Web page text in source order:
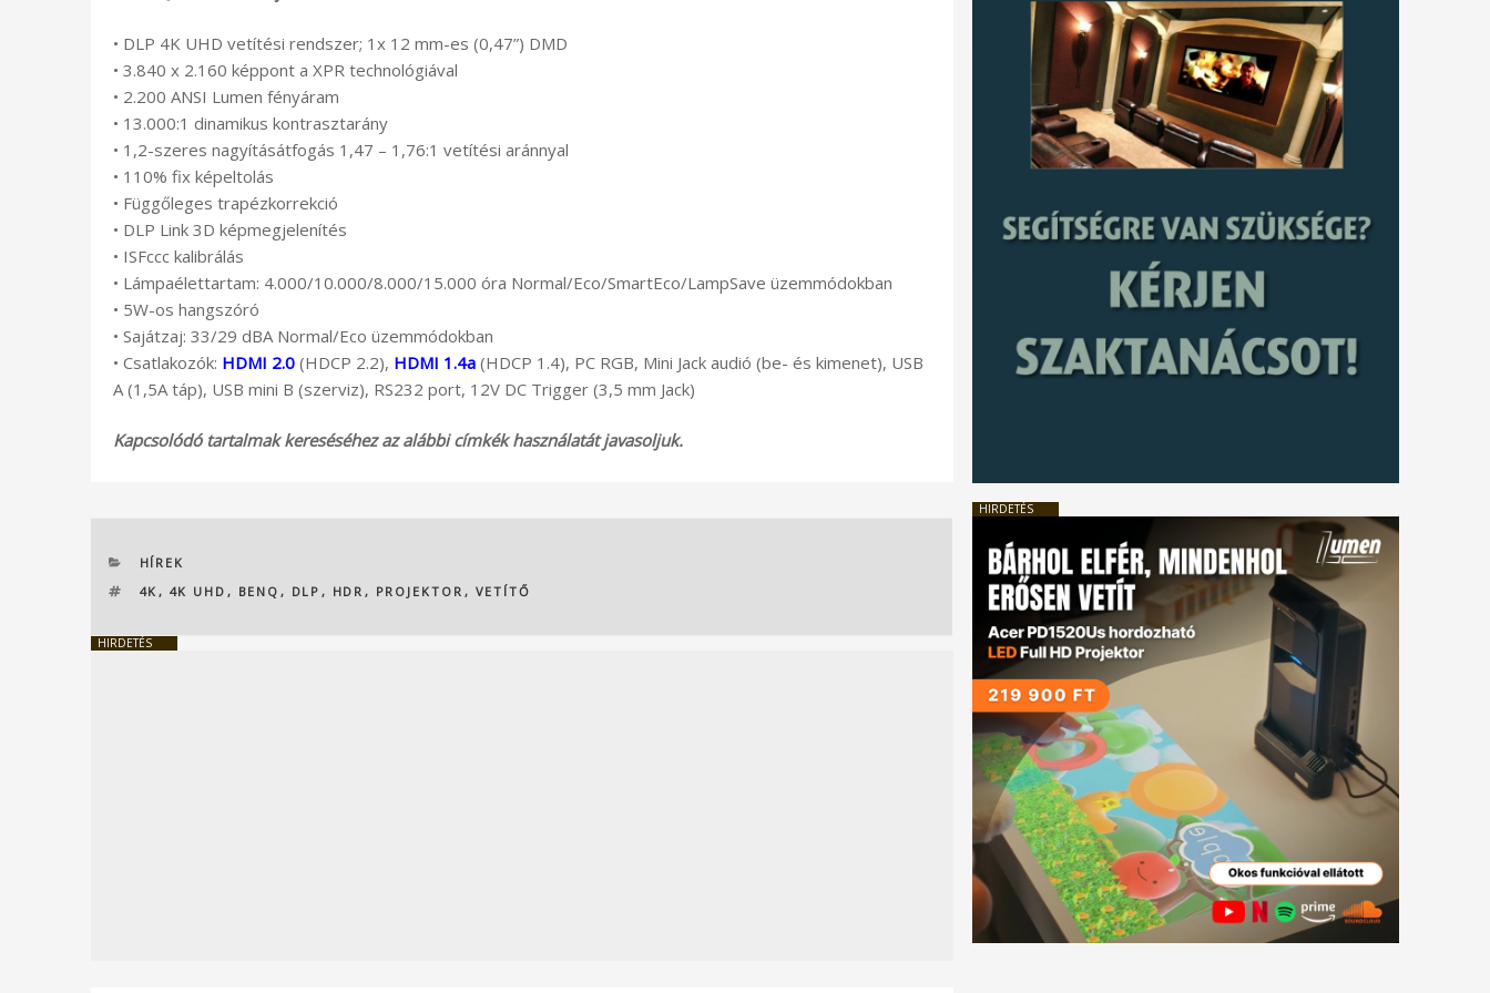
• DLP 4K UHD vetítési rendszer; 1x 12 mm-es (0,47”) DMD
• 3.840 x 2.160 képpont a XPR technológiával
• 2.200 ANSI Lumen fényáram
• 13.000:1 dinamikus kontrasztarány
• 1,2-szeres nagyításátfogás 1,47 – 1,76:1 vetítési aránnyal
• 110% fix képeltolás
• Függőleges trapézkorrekció
• DLP Link 3D képmegjelenítés
• ISFccc kalibrálás
• Lámpaélettartam: 4.000/10.000/8.000/15.000 óra Normal/Eco/SmartEco/LampSave üzemmódokban
• 5W-os hangszóró
• Sajátzaj: 33/29 dBA Normal/Eco üzemmódokban
• Csatlakozók: HDMI 2.0 (HDCP 2.2), HDMI 1.4a (HDCP 1.4), PC RGB, Mini Jack audió (be- és kimenet), USB
A (1,5A táp), USB mini B (szerviz), RS232 port, 12V DC Trigger (3,5 mm Jack)
Kapcsolódó tartalmak kereséséhez az alábbi címkék használatát javasoljuk.
KATEGÓRIÁK
HÍREK
CÍMKÉK
4K , 4K UHD , BENQ , DLP , HDR , PROJEKTOR , VETÍTŐ
HIRDETÉS
HIRDETÉS